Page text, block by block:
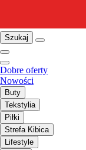
Szukaj
Dobre oferty
Nowości
Buty
Tekstylia
Piłki
Strefa Kibica
Lifestyle